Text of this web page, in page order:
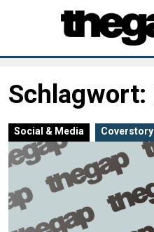
Schlagwort:
Social & Media Coverstory